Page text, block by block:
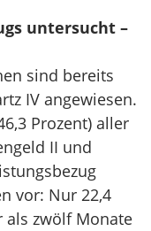
untersucht –
sind bereits
IV angewiesen.
Prozent) aller
II und
vor: Nur 22,4
als zwölf Monate